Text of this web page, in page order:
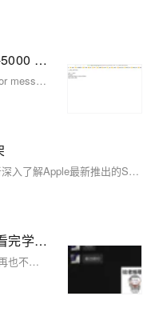
uniapp开发ios打包Error code = -5000 Error message: Error: certificate file(p12) import failed!报错问题如何解决
uniapp开发ios打包Error code = -5000 Error message: Error: certificate file(p12) import failed!报错问题如何解决
【10月更文挑战第21天】 本文将带领读者深入了解Apple最新推出的SwiftUI框架，这一革命性的用户界面构建工具为iOS开发者提供了一种声明式、高效且直观的方式来创建复杂的用户界面。通过分析SwiftUI的核心概念、主要特性以及在实际项目中的应用示例，我们将展示如何利用SwiftUI简化UI代码，提高开发效率，并保持应用程序的高性能和响应性。无论你是iOS开发的新手还是有经验的开发者，本文都将为你提供宝贵的见解和实用的指导。
【01】仿站技术之python技术，看完学会再也不用去购买收费工具了-用python扒一个app下载落地页-包括安卓android下载（简单）-ios苹果plist下载（稍微麻烦一丢丢）-客户的麻将软件需要下载落地页并且要做搜索引擎推广-本文用python语言快速开发爬取落地页下载-优雅草卓伊凡
【01】仿站技术之python技术，看完学会再也不用去购买收费工具了-用python扒一个app下载落地页-包括安卓android下载（简单）-ios苹果plist下载（稍微麻烦一丢丢）-客户的麻将软件需要下载落地页并且要做搜索引擎推广-本文用python语言快速开发爬取落地页下载-优雅草卓伊凡